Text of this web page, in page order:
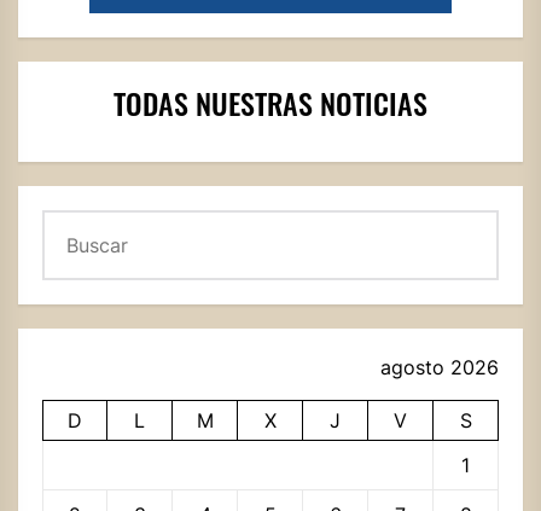
TODAS NUESTRAS NOTICIAS
agosto 2026
D L M X J V
S
1